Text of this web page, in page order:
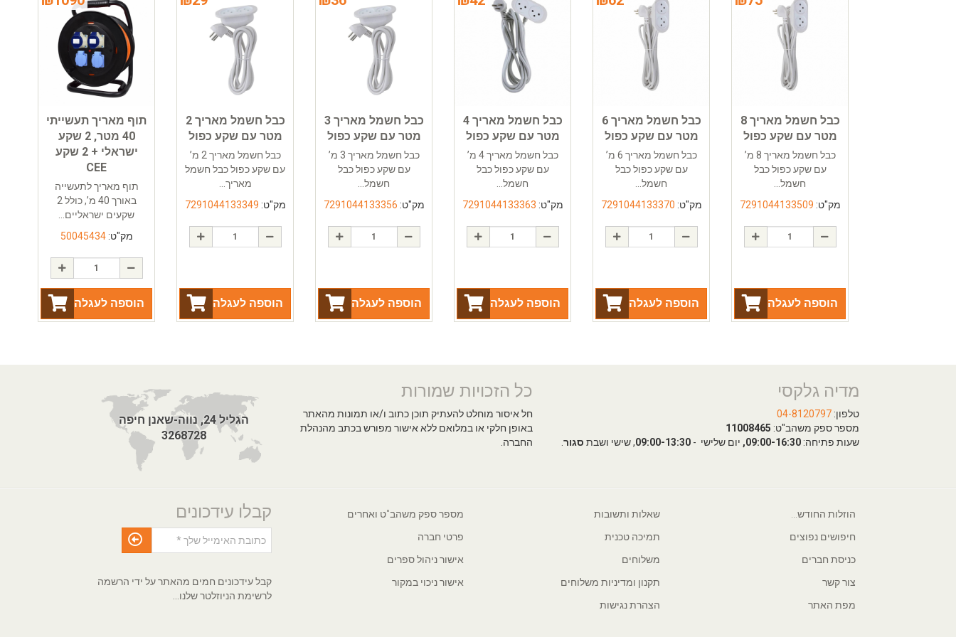
כבל חשמל מאריך 8
מטר עם שקע כפול
כבל חשמל מאריך 8 מ’
עם שקע כפול כבל
חשמל...
מק"ט: 7291044133509
הוספה לעגלה
כבל חשמל מאריך 6
מטר עם שקע כפול
כבל חשמל מאריך 6 מ’
עם שקע כפול כבל
חשמל...
מק"ט: 7291044133370
הוספה לעגלה
כבל חשמל מאריך 4
מטר עם שקע כפול
כבל חשמל מאריך 4 מ’
עם שקע כפול כבל
חשמל...
מק"ט: 7291044133363
הוספה לעגלה
כבל חשמל מאריך 3
מטר עם שקע כפול
כבל חשמל מאריך 3 מ’
עם שקע כפול כבל
חשמל...
מק"ט: 7291044133356
הוספה לעגלה
כבל חשמל מאריך 2
מטר עם שקע כפול
כבל חשמל מאריך 2 מ’
עם שקע כפול כבל חשמל
מאריך...
מק"ט: 7291044133349
הוספה לעגלה
תוף מאריך תעשייתי
40 מטר, 2 שקע
ישראלי + 2 שקע
CEE
תוף מאריך לתעשייה
באורך 40 מ’, כולל 2
שקעים ישראליים...
מק"ט:50045434
הוספה לעגלה
מדיה גלקסי
טלפון: 04-8120797
מספר ספק משהב"ט: 11008465
שעות פתיחה: 09:00-16:30, יום שלישי - 09:00-13:30, שישי ושבת סגור.
כל הזכויות שמורות
חל איסור מוחלט להעתיק תוכן כתוב ו/או תמונות מהאתר
באופן חלקי או במלואם ללא אישור מפורש בכתב מהנהלת
החברה.
הגליל 24, נווה-שאנן חיפה
3268728
הוזלות החודש...
חיפושים נפוצים
כניסת חברים
צור קשר
מפת האתר
שאלות ותשובות
תמיכה טכנית
משלוחים
תקנון ומדיניות משלוחים
הצהרת נגישות
מספר ספק משהב"ט ואחרים
פרטי חברה
אישור ניהול ספרים
אישור ניכוי במקור
קבלו עידכונים
קבל עידכונים חמים מהאתר על ידי הרשמה
לרשימת הניוזלטר שלנו...